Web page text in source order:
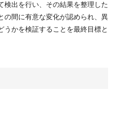
検出を行い、その結果を整理した
の間に有意な変化が認められ、異
うかを検証することを最終目標と